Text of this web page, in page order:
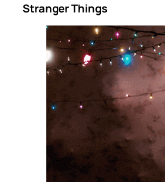
Stranger Things